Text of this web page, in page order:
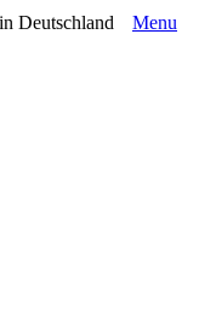
Deutschland
Menu